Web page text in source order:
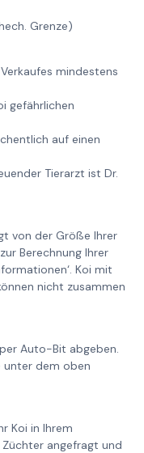
Grenze)
mindestens
gefährlichen
auf einen
Tierarzt ist Dr.
von der Größe Ihrer
Berechnung Ihrer
Koi mit
nicht zusammen
Auto-Bit abgeben.
unter dem oben
Koi in Ihrem
angefragt und